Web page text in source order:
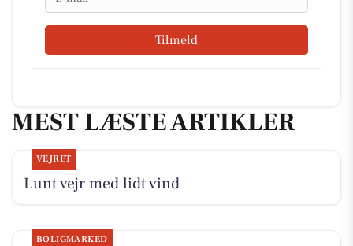
Tilmeld
MEST LÆSTE ARTIKLER
VEJRET
Lunt vejr med lidt vind
BOLIGMARKED